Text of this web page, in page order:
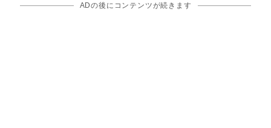
ADの後にコンテンツが続きます